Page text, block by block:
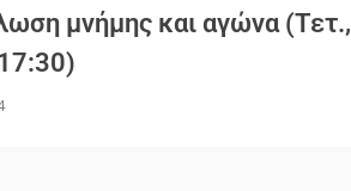
μνήμης και αγώνα (Τετ.,